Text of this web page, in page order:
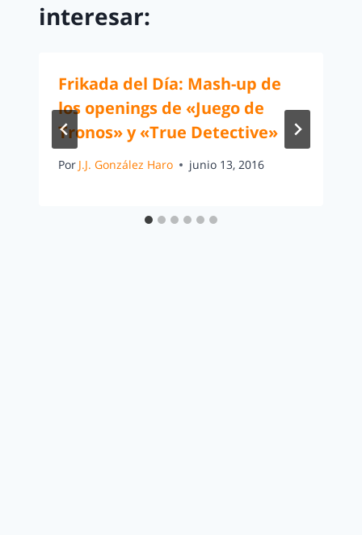
interesar:
Frikada del Día: Mash-up de
los openings de «Juego de
Tronos» y «True Detective»
Por J.J. González Haro junio 13, 2016